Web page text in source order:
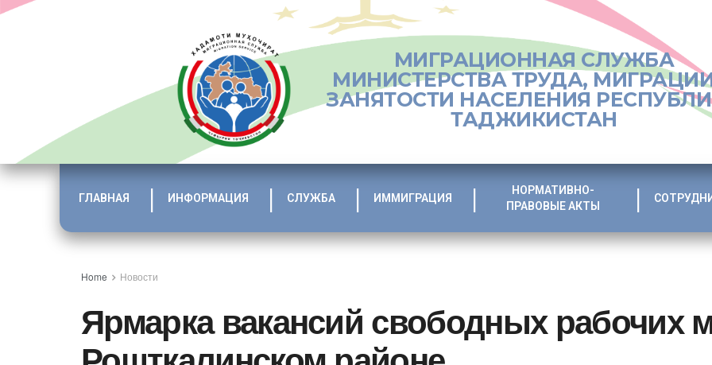
МИГРАЦИОННАЯ СЛУЖБА
МИНИСТЕРСТВА ТРУДА,
ЗАНЯТОСТИ НАСЕЛЕНИЯ
ТАДЖИКИСТАН
ГЛАВНАЯ ИНФОРМАЦИЯ СЛУЖБА ИММИГРАЦИЯ
НОРМАТИВНО-
ПРАВОВЫЕ АКТЫ
Home Новости
Ярмарка вакансий свободных рабочих